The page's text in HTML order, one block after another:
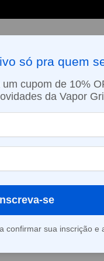
E-LIQUÍDOS
A SEX): PEDIDOS
Pod
Este
só pra quem
cupom de 10%
da Vapor
se
confirmar sua inscrição e